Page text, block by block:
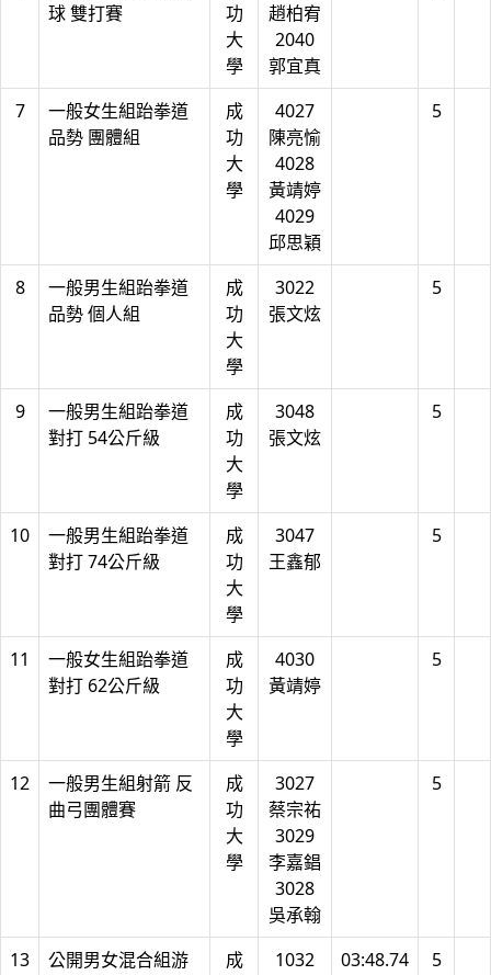
球 雙打賽
功
大
學
趙柏宥
2040
郭宜真
7
一般女生組跆拳道
品勢 團體組
成
功
大
學
4027
陳亮愉
4028
黃靖婷
4029
邱思穎
5
8
一般男生組跆拳道
品勢 個人組
成
功
大
學
3022
張文炫
5
9
一般男生組跆拳道
對打 54公斤級
成
功
大
學
3048
張文炫
5
10
一般男生組跆拳道
對打 74公斤級
成
功
大
學
3047
王鑫郁
5
11
一般女生組跆拳道
對打 62公斤級
成
功
大
學
4030
黃靖婷
5
12
一般男生組射箭 反
曲弓團體賽
成
功
大
學
3027
蔡宗祐
3029
李嘉錩
3028
吳承翰
5
13
公開男女混合組游
成
1032
03:48.74 5